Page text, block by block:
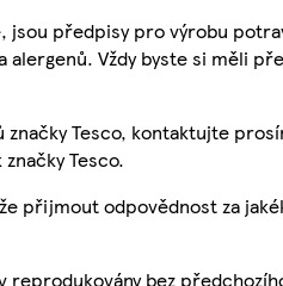
předpisy pro výrobu
Vždy byste si měli
Tesco, kontaktujte
Tesco.
přijmout odpovědnost za
bez